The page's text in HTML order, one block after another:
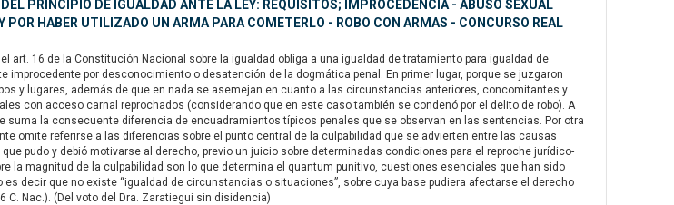
PRINCIPIO DE IGUALDAD ANTE LA LEY: REQUISITOS; IMPROCEDENCIA - ABUSO SEXUAL
POR HABER UTILIZADO UN ARMA PARA COMETERLO - ROBO CON ARMAS - CONCURSO REAL
art. 16 de la Constitución Nacional sobre la igualdad obliga a una igualdad de tratamiento para igualdad de
improcedente por desconocimiento o desatención de la dogmática penal. En primer lugar, porque se juzgaron
y lugares, además de que en nada se asemejan en cuanto a las circunstancias anteriores, concomitantes y
con acceso carnal reprochados (considerando que en este caso también se condenó por el delito de robo). A
la consecuente diferencia de encuadramientos típicos penales que se observan en las sentencias. Por otra
omite referirse a las diferencias sobre el punto central de la culpabilidad que se advierten entre las causas
pudo y debió motivarse al derecho, previo un juicio sobre determinadas condiciones para el reproche jurídico-
la magnitud de la culpabilidad son lo que determina el quantum punitivo, cuestiones esenciales que han sido
es decir que no existe “igualdad de circunstancias o situaciones”, sobre cuya base pudiera afectarse el derecho
Nac.). (Del voto del Dra. Zaratiegui sin disidencia)